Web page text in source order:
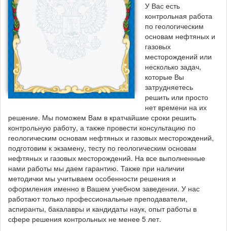
У Вас есть
контрольная работа
по геологическим
основам нефтяных и
газовых
месторождений или
несколько задач,
которые Вы
затрудняетесь
решить или просто
нет времени на их
решение. Мы поможем Вам в кратчайшие сроки решить
контрольную работу, а также провести консультацию по
геологическим основам нефтяных и газовых месторождений,
подготовим к экзамену, тесту по геологическим основам
нефтяных и газовых месторождений. На все выполненные
нами работы мы даем гарантию. Также при наличии
методички мы учитываем особенности решения и
оформления именно в Вашем учебном заведении. У нас
работают только профессиональные преподаватели,
аспиранты, бакалавры и кандидаты наук, опыт работы в
сфере решения контрольных не менее 5 лет.